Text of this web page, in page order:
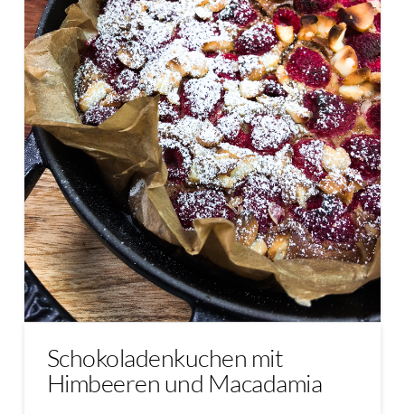
Schokoladenkuchen mit
Himbeeren und Macadamia